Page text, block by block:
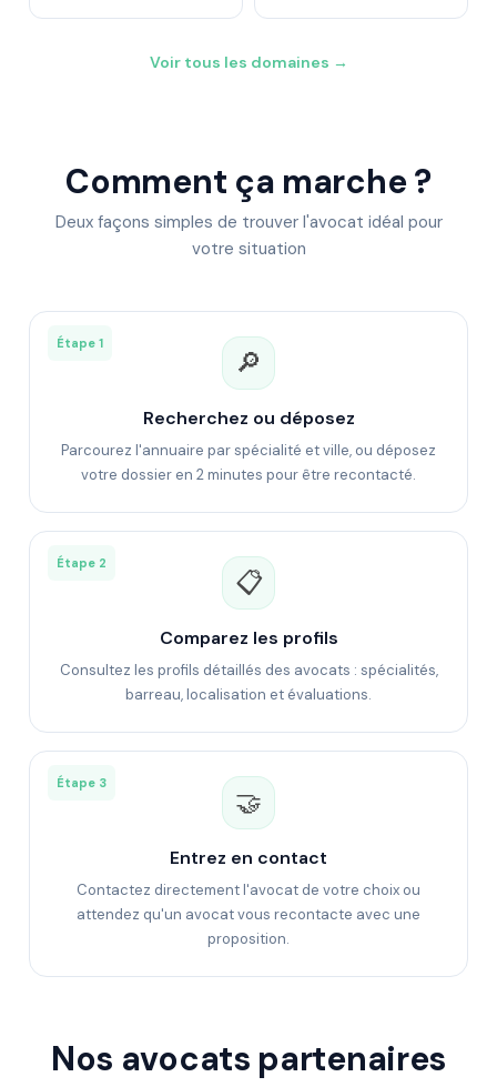
Voir tous les domaines →
Comment ça marche ?
Deux façons simples de trouver l'avocat idéal pour
votre situation
Étape 1
🔎
Recherchez ou déposez
Parcourez l'annuaire par spécialité et ville, ou déposez
votre dossier en 2 minutes pour être recontacté.
Étape 2
📋
Comparez les profils
Consultez les profils détaillés des avocats : spécialités,
barreau, localisation et évaluations.
Étape 3
🤝
Entrez en contact
Contactez directement l'avocat de votre choix ou
attendez qu'un avocat vous recontacte avec une
proposition.
Nos avocats partenaires